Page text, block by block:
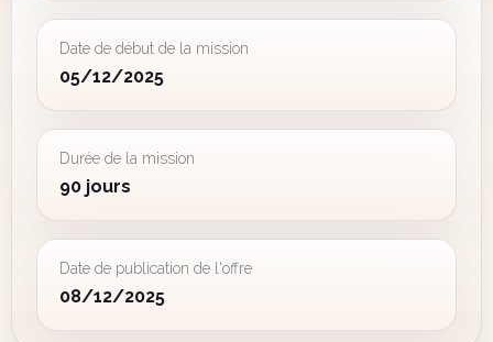
Date de début de la mission
05/12/2025
Durée de la mission
90 jours
Date de publication de l'offre
08/12/2025